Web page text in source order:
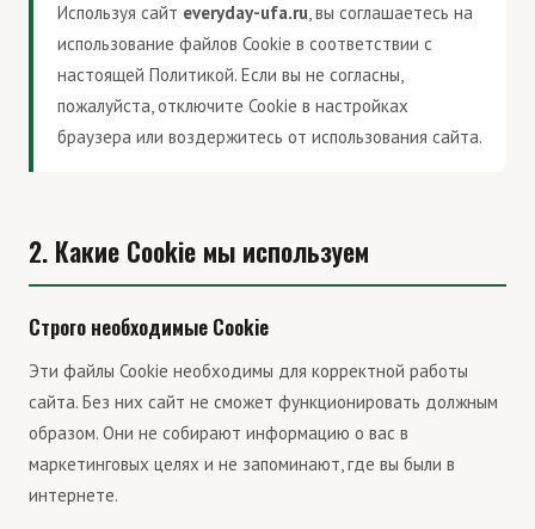
Используя сайт everyday-ufa.ru, вы соглашаетесь на
использование файлов Cookie в соответствии с
настоящей Политикой. Если вы не согласны,
пожалуйста, отключите Cookie в настройках
браузера или воздержитесь от использования сайта.
2. Какие Cookie мы используем
Строго необходимые Cookie
Эти файлы Cookie необходимы для корректной работы
сайта. Без них сайт не сможет функционировать должным
образом. Они не собирают информацию о вас в
маркетинговых целях и не запоминают, где вы были в
интернете.